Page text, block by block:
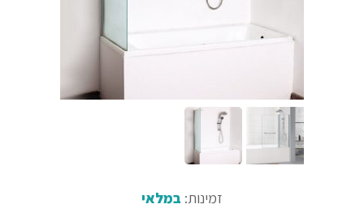
זמינות: במלאי